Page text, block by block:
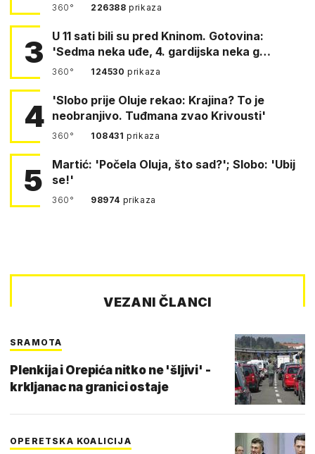
360° 226388prikaza
3
U 11 sati bili su pred Kninom. Gotovina:
'Sedma neka uđe, 4. gardijska neka g…
360° 124530prikaza
4
'Slobo prije Oluje rekao: Krajina? To je
neobranjivo. Tuđmana zvao Krivousti'
360° 108431prikaza
5
Martić: 'Počela Oluja, što sad?'; Slobo: 'Ubij
se!'
360° 98974 prikaza
VEZANI ČLANCI
SRAMOTA
Plenkija i Orepića nitko ne 'šljivi' -
krkljanac na granici ostaje
OPERETSKA KOALICIJA